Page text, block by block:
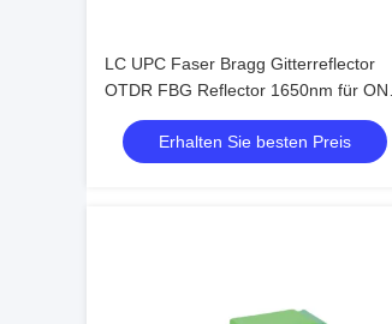
LC UPC Faser Bragg Gitterreflector
OTDR FBG Reflector 1650nm für ONU
Optical Network
Erhalten Sie besten Preis